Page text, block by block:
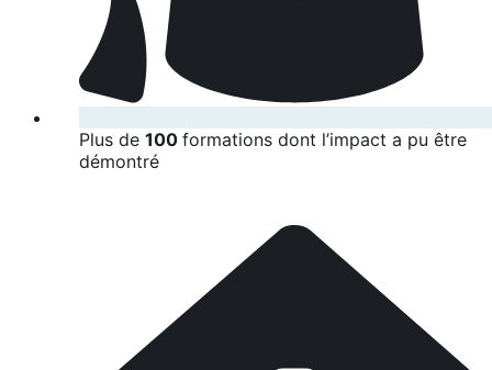
Plus de 100 formations dont l’impact a pu être
démontré